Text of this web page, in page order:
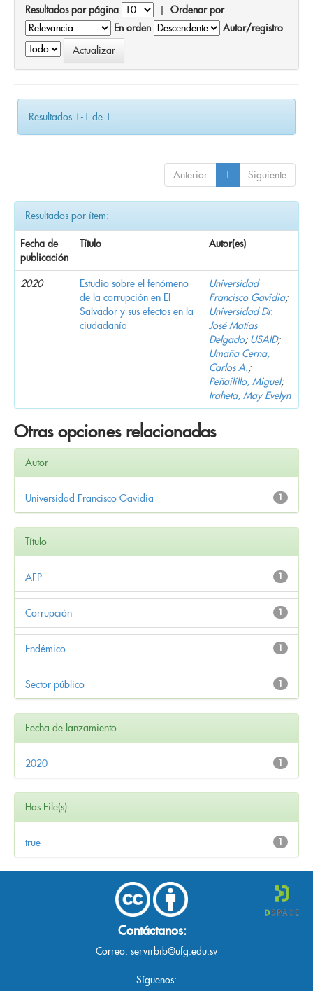
Resultados por página | Ordenar por
En orden
Autor/registro
Resultados 1-1 de 1.
Anterior 1 Siguiente
Resultados por ítem:
Fecha de
publicación
Título Autor(es)
2020
Estudio sobre el fenómeno
de la corrupción en El
Salvador y sus efectos en la
ciudadanía
Universidad
Francisco Gavidia;
Universidad Dr.
José Matías
Delgado; USAID;
Umaña Cerna,
Carlos A.;
Peñailillo, Miguel;
Iraheta, May Evelyn
Otras opciones relacionadas
Autor
1
Universidad Francisco Gavidia
Título
1
AFP
1
Corrupción
1
Endémico
1
Sector público
Fecha de lanzamiento
1
2020
Has File(s)
1
true
Contáctanos:
Correo: servirbib@ufg.edu.sv
Síguenos: